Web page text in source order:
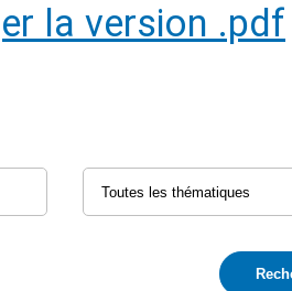
la version .pdf